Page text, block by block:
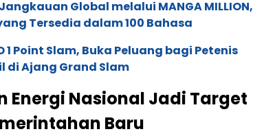
Global melalui MANGA MILLION,
Tersedia dalam 100 Bahasa
1 Point Slam, Buka Peluang bagi Petenis
di Ajang Grand Slam
Energi Nasional Jadi Target
Baru